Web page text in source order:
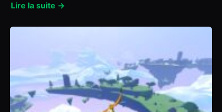
Lire la suite →